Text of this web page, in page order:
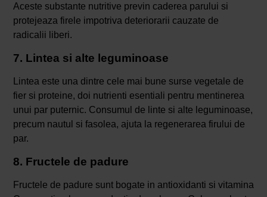
Aceste substante nutritive previn caderea parului si
protejeaza firele impotriva deteriorarii cauzate de
radicalii liberi.
7. Lintea si alte leguminoase
Lintea este una dintre cele mai bune surse vegetale de
fier si proteine, doi nutrienti esentiali pentru mentinerea
unui par puternic. Consumul de linte si alte leguminoase,
precum nautul si fasolea, ajuta la regenerarea firului de
par.
8. Fructele de padure
Fructele de padure sunt bogate in antioxidanti si vitamina